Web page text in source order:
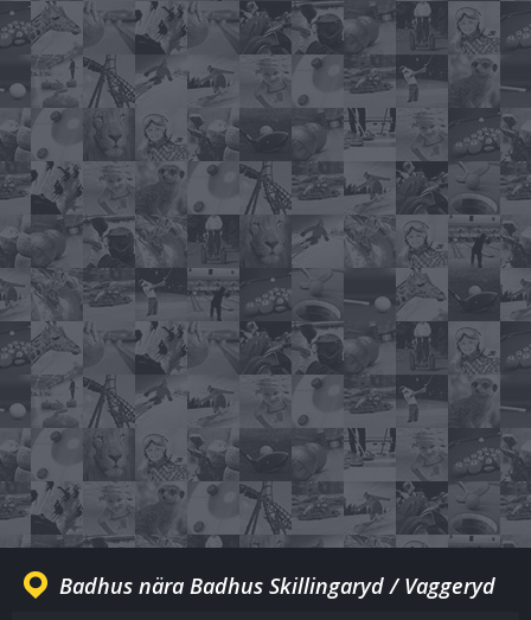
Badhus nära Badhus Skillingaryd / Vaggeryd